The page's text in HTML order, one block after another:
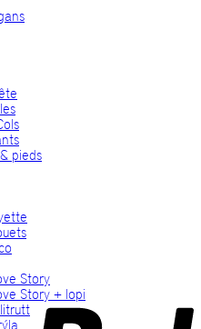
pieds
Story
Story + lopi